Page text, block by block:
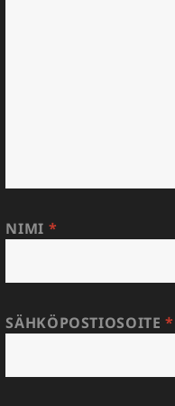
NIMI *
SÄHKÖPOSTIOSOITE*